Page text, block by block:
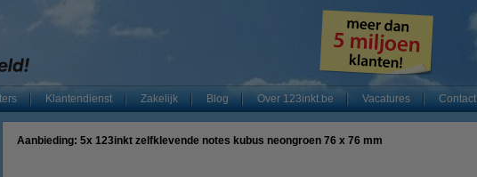
Klantendienst Zakelijk Blog Over 123inkt.be Vacatures Contact
Aanbieding: 5x 123inkt zelfklevende notes kubus neongroen 76 x 76 mm